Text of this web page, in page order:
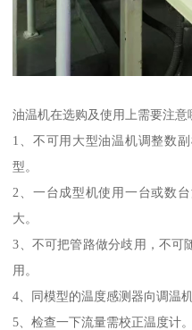
油温机在选购及使用上需要注意
1、不可用大型油温机调整数
型。
2、一台成型机使用一台或数
大。
3、不可把管路做分歧用，不可
用。
4、同模型的温度感测器向调温
5、检查一下流量需校正温度计。